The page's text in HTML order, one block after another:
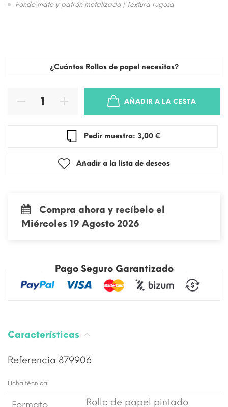
Fondo mate y patrón metalizado | Textura rugosa
¿Cuántos Rollos de papel necesitas?
AÑADIR A LA CESTA
Pedir muestra: 3,00 €
Añadir a la lista de deseos
Compra ahora y recíbelo el
Miércoles 19 Agosto 2026
Pago Seguro Garantizado
Características
Referencia 879906
Ficha técnica
Rollo de papel pintado